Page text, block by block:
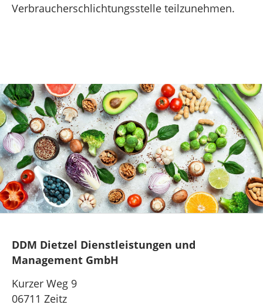
Verbraucherschlichtungsstelle teilzunehmen.
DDM Dietzel Dienstleistungen und
Management GmbH
Kurzer Weg 9
06711 Zeitz